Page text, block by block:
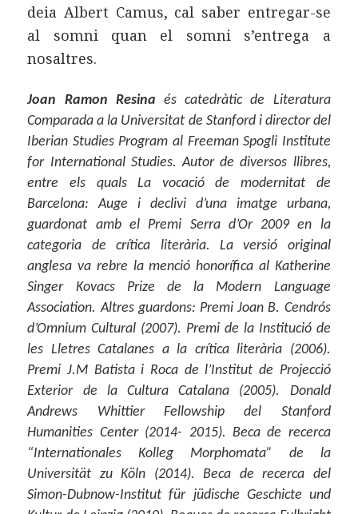
deia Albert Camus, cal saber entregar-se
al somni quan el somni s’entrega a
nosaltres.
Joan Ramon Resina és catedràtic de Literatura
Comparada a la Universitat de Stanford i director del
Iberian Studies Program al Freeman Spogli Institute
for International Studies. Autor de diversos llibres,
entre els quals La vocació de modernitat de
Barcelona: Auge i declivi d’una imatge urbana,
guardonat amb el Premi Serra d’Or 2009 en la
categoria de crítica literària. La versió original
anglesa va rebre la menció honorífica al Katherine
Singer Kovacs Prize de la Modern Language
Association. Altres guardons: Premi Joan B. Cendrós
d’Omnium Cultural (2007). Premi de la Institució de
les Lletres Catalanes a la crítica literària (2006).
Premi J.M Batista i Roca de l’Institut de Projecció
Exterior de la Cultura Catalana (2005). Donald
Andrews Whittier Fellowship del Stanford
Humanities Center (2014- 2015). Beca de recerca
“Internationales Kolleg Morphomata” de la
Universität zu Köln (2014). Beca de recerca del
Simon-Dubnow-Institut für jüdische Geschicte und